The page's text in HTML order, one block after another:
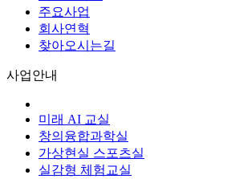
주요사업
회사연혁
찾아오시는길
사업안내
미래 AI 교실
창의융합과학실
가상현실 스포츠실
실감형 체험교실